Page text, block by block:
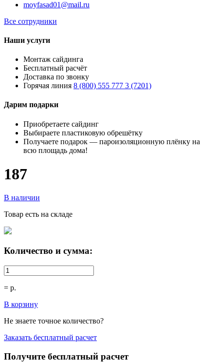
moyfasad01@mail.ru
Все сотрудники
Наши услуги
Монтаж сайдинга
Бесплатный расчёт
Доставка по звонку
Горячая линия 8 (800) 555 777 3 (7201)
Дарим подарки
Приобретаете сайдинг
Выбираете пластиковую обрешётку
Получаете подарок — пароизоляционную плёнку на
всю площадь дома!
187
В наличии
Товар есть на складе
Количество и сумма:
= р.
В корзину
Не знаете точное количество?
Заказать бесплатный расчет
Получите бесплатный расчет